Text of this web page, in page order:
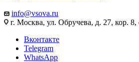
info@vsova.ru
г. Москва, ул. Обручева, д. 27, кор. 8,
Вконтакте
Telegram
WhatsApp